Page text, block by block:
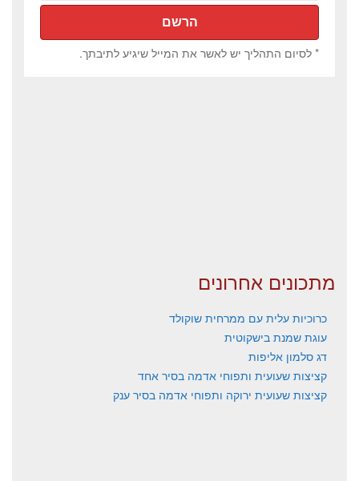
* לסיום התהליך יש לאשר את המייל שיגיע לתיבתך.
מתכונים אחרונים
כרוכיות עלית עם ממרחית שוקולד
עוגת שמנת בישקוטית
דג סלמון אליפות
קציצות שעועית ותפוחי אדמה בסיר אחד
קציצות שעועית ירוקה ותפוחי אדמה בסיר ענק